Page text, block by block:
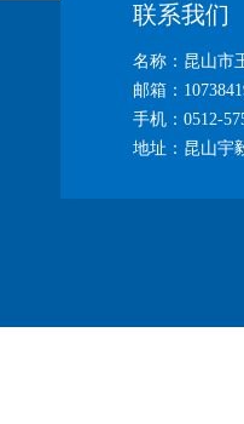
联系我们
名称：昆山市
邮箱：
手机：0512-
地址：昆山宇